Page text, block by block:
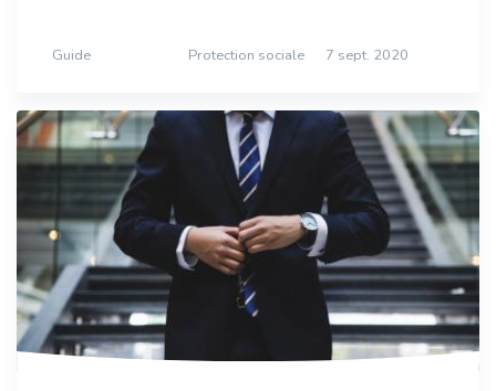
Guide Protection sociale 7 sept. 2020